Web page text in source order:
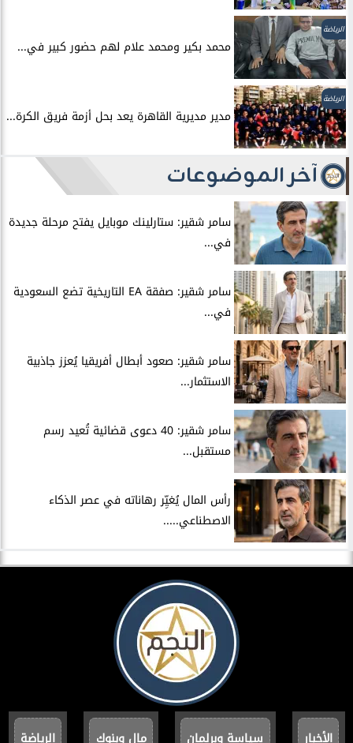
الرياضة
محمد بكير ومحمد علام لهم حضور كبير في...
الرياضة
مدير مديرية القاهرة يعد بحل أزمة فريق الكرة...
آخر الموضوعات
سامر شقير: ستارلينك موبايل يفتح مرحلة جديدة
في...
سامر شقير: صفقة EA التاريخية تضع السعودية
في...
سامر شقير: صعود أبطال أفريقيا يُعزز جاذبية
الاستثمار...
سامر شقير: 40 دعوى قضائية تُعيد رسم
مستقبل...
رأس المال يُغيِّر رهاناته في عصر الذكاء
الاصطناعي.....
الأخبار سياسة وبرلمان مال وبنوك الرياضة